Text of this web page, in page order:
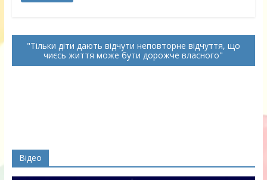
Тільки діти дають відчути неповторне відчуття, що
чиєсь життя може бути дорожче власного
Відео